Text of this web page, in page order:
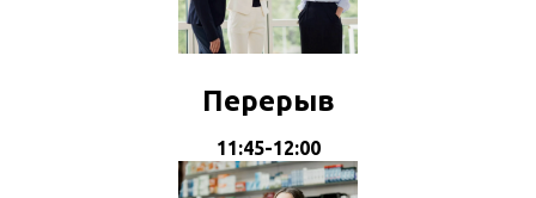
Перерыв
11:45-12:00